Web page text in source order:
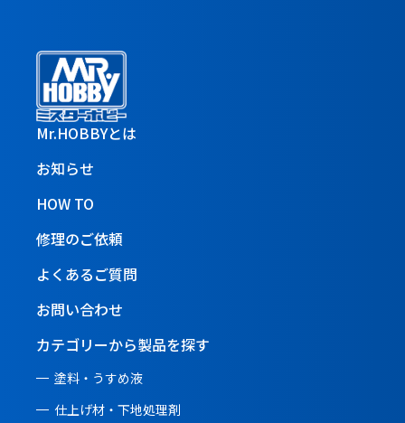
Mr.HOBBYとは
お知らせ
HOW TO
修理のご依頼
よくあるご質問
お問い合わせ
カテゴリーから製品を探す
塗料・うすめ液
仕上げ材・下地処理剤